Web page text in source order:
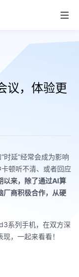
取消
议，体验更
时延”经常会成为影响
顿听不清、或者回应
以来，除了通过AI算
厂商积极合作，从硬
系列手机，在双方深
，一起来看看！